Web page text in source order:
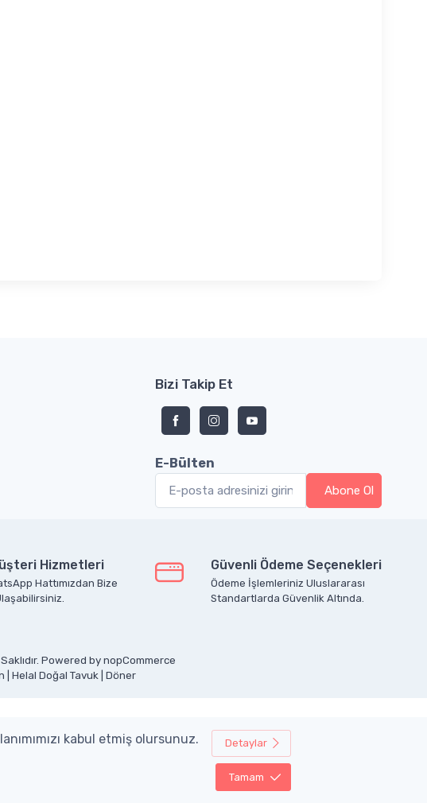
Bizi Takip Et
E-Bülten
Hizmetleri
Hattımızdan Bize
Güvenli Ödeme Seçenekleri
Ödeme İşlemleriniz Uluslararası
Standartlarda Güvenlik Altında.
Powered by nopCommerce
Helal Doğal Tavuk
Döner
kabul etmiş olursunuz. Detaylar
Tamam